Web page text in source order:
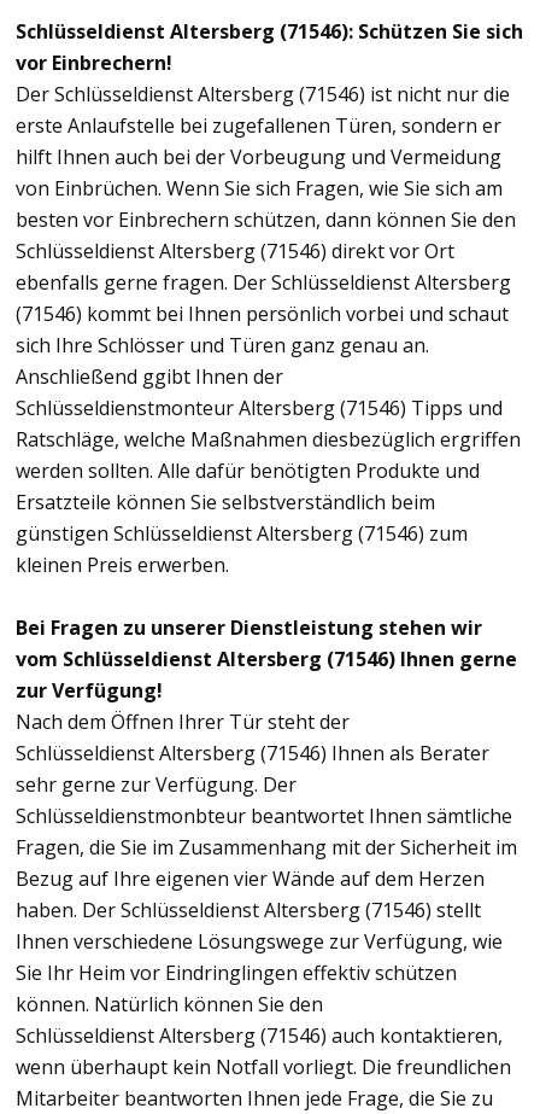
Schlüsseldienst Altersberg (71546): Schützen Sie sich
vor Einbrechern!
Der Schlüsseldienst Altersberg (71546) ist nicht nur die
erste Anlaufstelle bei zugefallenen Türen, sondern er
hilft Ihnen auch bei der Vorbeugung und Vermeidung
von Einbrüchen. Wenn Sie sich Fragen, wie Sie sich am
besten vor Einbrechern schützen, dann können Sie den
Schlüsseldienst Altersberg (71546) direkt vor Ort
ebenfalls gerne fragen. Der Schlüsseldienst Altersberg
(71546) kommt bei Ihnen persönlich vorbei und schaut
sich Ihre Schlösser und Türen ganz genau an.
Anschließend ggibt Ihnen der
Schlüsseldienstmonteur Altersberg (71546) Tipps und
Ratschläge, welche Maßnahmen diesbezüglich ergriffen
werden sollten. Alle dafür benötigten Produkte und
Ersatzteile können Sie selbstverständlich beim
günstigen Schlüsseldienst Altersberg (71546) zum
kleinen Preis erwerben.
Bei Fragen zu unserer Dienstleistung stehen wir
vom Schlüsseldienst Altersberg (71546) Ihnen gerne
zur Verfügung!
Nach dem Öffnen Ihrer Tür steht der
Schlüsseldienst Altersberg (71546) Ihnen als Berater
sehr gerne zur Verfügung. Der
Schlüsseldienstmonbteur beantwortet Ihnen sämtliche
Fragen, die Sie im Zusammenhang mit der Sicherheit im
Bezug auf Ihre eigenen vier Wände auf dem Herzen
haben. Der Schlüsseldienst Altersberg (71546) stellt
Ihnen verschiedene Lösungswege zur Verfügung, wie
Sie Ihr Heim vor Eindringlingen effektiv schützen
können. Natürlich können Sie den
Schlüsseldienst Altersberg (71546) auch kontaktieren,
wenn überhaupt kein Notfall vorliegt. Die freundlichen
Mitarbeiter beantworten Ihnen jede Frage, die Sie zu